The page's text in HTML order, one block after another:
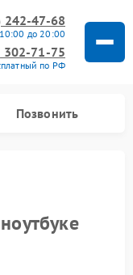
242-47-68
до 20:00
302-71-75
по РФ
Позвонить